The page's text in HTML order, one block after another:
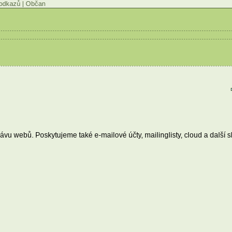
| Občan
webů. Poskytujeme také e-mailové účty, mailinglisty, cloud a další